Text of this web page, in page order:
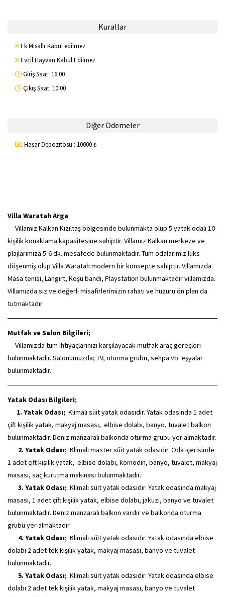
Kurallar
Ek Misafir Kabul edilmez
Evcil Hayvan Kabul Edilmez
Giriş Saat: 16:00
Çıkış Saat: 10:00
Diğer Ödemeler
Hasar Depozitosu : 10000 ₺
Villa Waratah Arga
Villamız Kalkan Kızıltaş bölgesinde bulunmakta olup 5 yatak odalı 10
kişilik konaklama kapasitesine sahiptir. Villamız Kalkan merkeze ve
plajlarımıza 5-6 dk. mesafede bulunmaktadır. Tüm odalarımız lüks
döşenmiş olup Villa Waratah modern bir konsepte sahiptir. Villamızda
Masa tenisi, Langırt, Koşu bandı, Playstation bulunmaktadır villamızda.
Villamızda siz ve değerli misafirlerimizin rahatı ve huzuru ön plan da
tutmaktadır.
Mutfak ve Salon Bilgileri;
Villamızda tüm ihtiyaçlarınızı karşılayacak mutfak araç gereçleri
bulunmaktadır. Salonumuzda; TV, oturma grubu, sehpa vb. eşyalar
bulunmaktadır.
Yatak Odası Bilgileri;
1. Yatak Odası; Klimalı süit yatak odasıdır. Yatak odasında 1 adet
çift kişilik yatak, makyaj masası, elbise dolabı, banyo, tuvalet balkon
bulunmaktadır. Deniz manzaralı balkonda oturma grubu yer almaktadır.
2. Yatak Odası; Klimalı master süit yatak odasıdır. Oda içerisinde
1 adet çift kişilik yatak, elbise dolabı, komodin, banyo, tuvalet, makyaj
masası, saç kurutma makinası bulunmaktadır.
3. Yatak Odası; Klimalı süit yatak odasıdır. Yatak odasında makyaj
masası, 1 adet çift kişilik yatak, elbise dolabı, jakuzi, banyo ve tuvalet
bulunmaktadır. Deniz manzaralı balkon vardır ve balkonda oturma
grubu yer almaktadır.
4. Yatak Odası; Klimalı süit yatak odasıdır. Yatak odasında elbise
dolabı 2 adet tek kişilik yatak, makyaj masası, banyo ve tuvalet
bulunmaktadır.
5. Yatak Odası; Klimalı süit yatak odasıdır. Yatak odasında elbise
dolabı 2 adet tek kişilik yatak, makyaj masası, banyo ve tuvalet